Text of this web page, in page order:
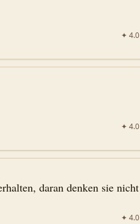
✦ 4.0
✦ 4.0
daran denken sie nicht
✦ 4.0